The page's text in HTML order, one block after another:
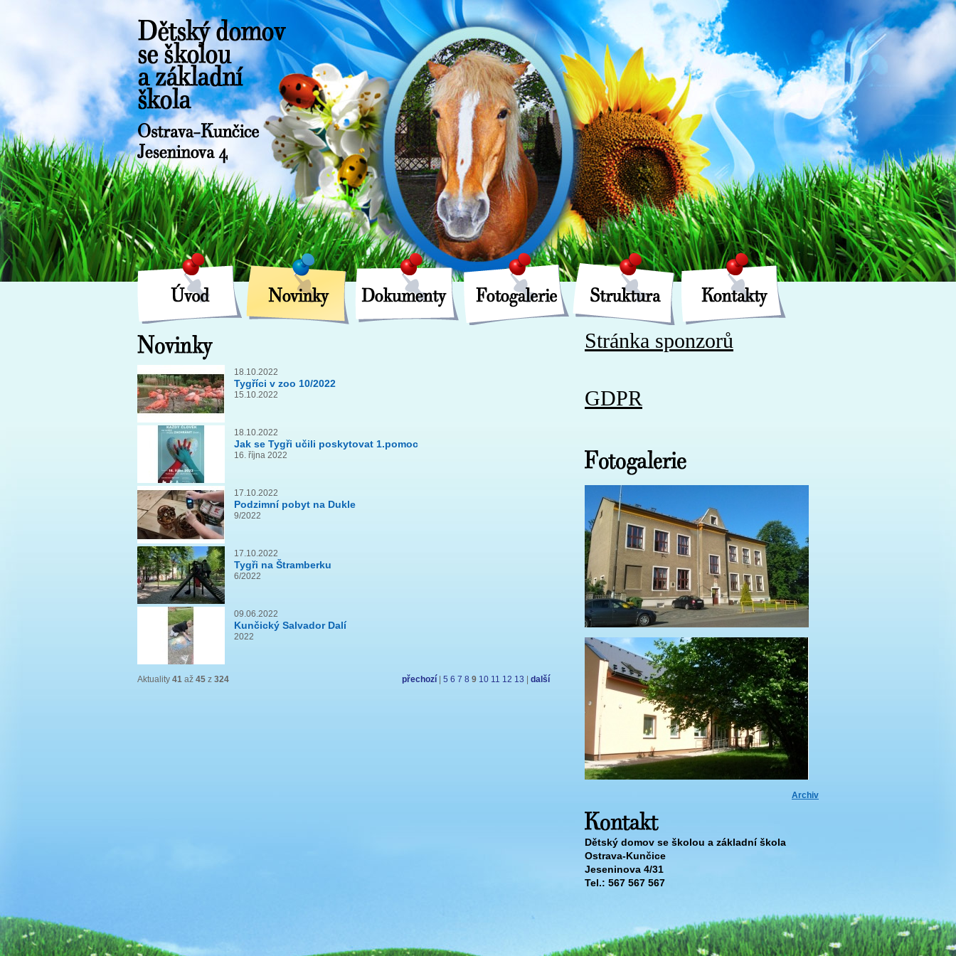
18.10.2022
Tygříci v zoo 10/2022
15.10.2022
18.10.2022
Jak se Tygři učili poskytovat 1.pomoc
16. října 2022
17.10.2022
Podzimní pobyt na Dukle
9/2022
17.10.2022
Tygři na Štramberku
6/2022
09.06.2022
Kunčický Salvador Dalí
2022
Aktuality 41 až 45 z 324 přechozí 5 6 7 8 9 10 11 12 13 další
Stránka sponzorů
GDPR
Archiv
Dětský domov se školou a základní škola
Ostrava-Kunčice
Jeseninova 4/31
Tel.: 567 567 567